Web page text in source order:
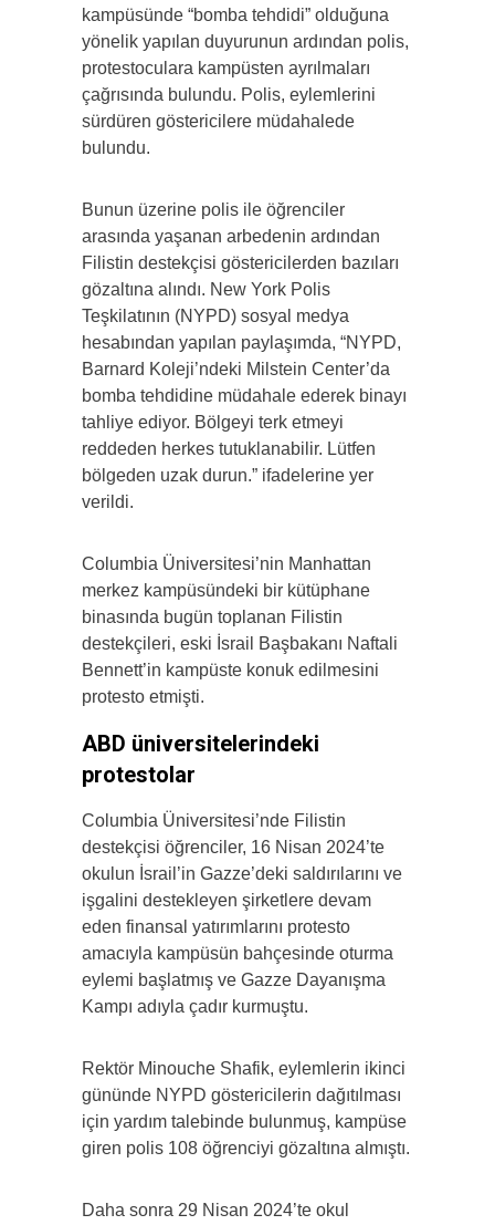
kampüsünde “bomba tehdidi” olduğuna
yönelik yapılan duyurunun ardından polis,
protestoculara kampüsten ayrılmaları
çağrısında bulundu. Polis, eylemlerini
sürdüren göstericilere müdahalede
bulundu.
Bunun üzerine polis ile öğrenciler
arasında yaşanan arbedenin ardından
Filistin destekçisi göstericilerden bazıları
gözaltına alındı. New York Polis
Teşkilatının (NYPD) sosyal medya
hesabından yapılan paylaşımda, “NYPD,
Barnard Koleji’ndeki Milstein Center’da
bomba tehdidine müdahale ederek binayı
tahliye ediyor. Bölgeyi terk etmeyi
reddeden herkes tutuklanabilir. Lütfen
bölgeden uzak durun.” ifadelerine yer
verildi.
Columbia Üniversitesi’nin Manhattan
merkez kampüsündeki bir kütüphane
binasında bugün toplanan Filistin
destekçileri, eski İsrail Başbakanı Naftali
Bennett’in kampüste konuk edilmesini
protesto etmişti.
ABD üniversitelerindeki
protestolar
Columbia Üniversitesi’nde Filistin
destekçisi öğrenciler, 16 Nisan 2024’te
okulun İsrail’in Gazze’deki saldırılarını ve
işgalini destekleyen şirketlere devam
eden finansal yatırımlarını protesto
amacıyla kampüsün bahçesinde oturma
eylemi başlatmış ve Gazze Dayanışma
Kampı adıyla çadır kurmuştu.
Rektör Minouche Shafik, eylemlerin ikinci
gününde NYPD göstericilerin dağıtılması
için yardım talebinde bulunmuş, kampüse
giren polis 108 öğrenciyi gözaltına almıştı.
Daha sonra 29 Nisan 2024’te okul